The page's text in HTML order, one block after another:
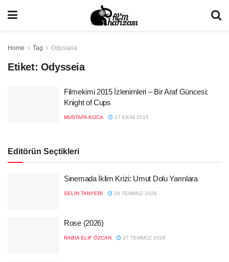
Home Tag Odysseia
Etiket: Odysseia
Filmekimi 2015 İzlenimleri – Bir Araf Güncesi:
Knight of Cups
MUSTAFA KOCA 17 EKIM 2015
Editörün Seçtikleri
Sinemada İklim Krizi: Umut Dolu Yarınlara
SELIN TANYERI 29 TEMMUZ 2026
Rose (2026)
RABIA ELIF ÖZCAN 27 TEMMUZ 2026